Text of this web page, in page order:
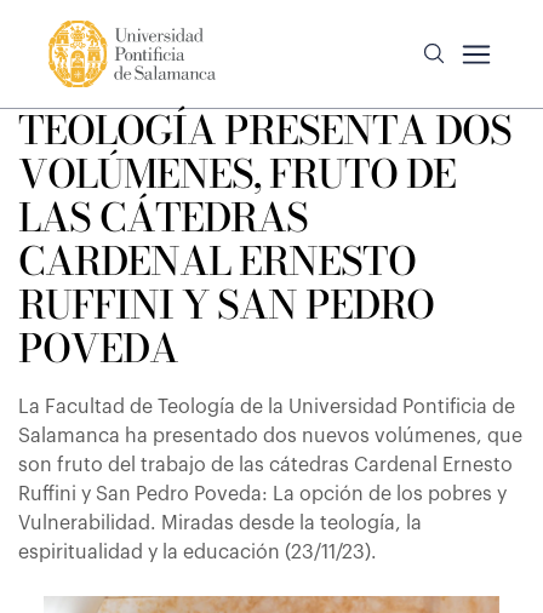
TEOLOGÍA PRESENTA DOS
VOLÚMENES, FRUTO DE
LAS CÁTEDRAS
CARDENAL ERNESTO
RUFFINI Y SAN PEDRO
POVEDA
La Facultad de Teología de la Universidad Pontificia de
Salamanca ha presentado dos nuevos volúmenes, que
son fruto del trabajo de las cátedras Cardenal Ernesto
Ruffini y San Pedro Poveda: La opción de los pobres y
Vulnerabilidad. Miradas desde la teología, la
espiritualidad y la educación (23/11/23).